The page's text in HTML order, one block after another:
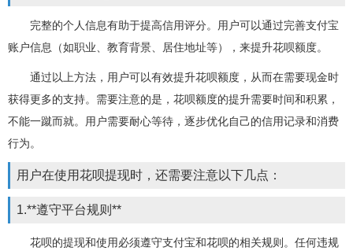
完整的个人信息有助于提高信用评分。用户可以通过完善支付宝
账户信息（如职业、教育背景、居住地址等），来提升花呗额度。
通过以上方法，用户可以有效提升花呗额度，从而在需要现金时
获得更多的支持。需要注意的是，花呗额度的提升需要时间和积累，
不能一蹴而就。用户需要耐心等待，逐步优化自己的信用记录和消费
行为。
用户在使用花呗提现时，还需要注意以下几点：
1.**遵守平台规则**
花呗的提现和使用必须遵守支付宝和花呗的相关规则。任何违规